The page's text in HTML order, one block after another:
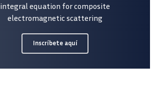
integral equation for composite
electromagnetic scattering
Inscríbete aquí